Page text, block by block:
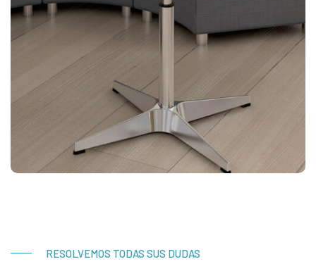
RESOLVEMOS TODAS SUS DUDAS